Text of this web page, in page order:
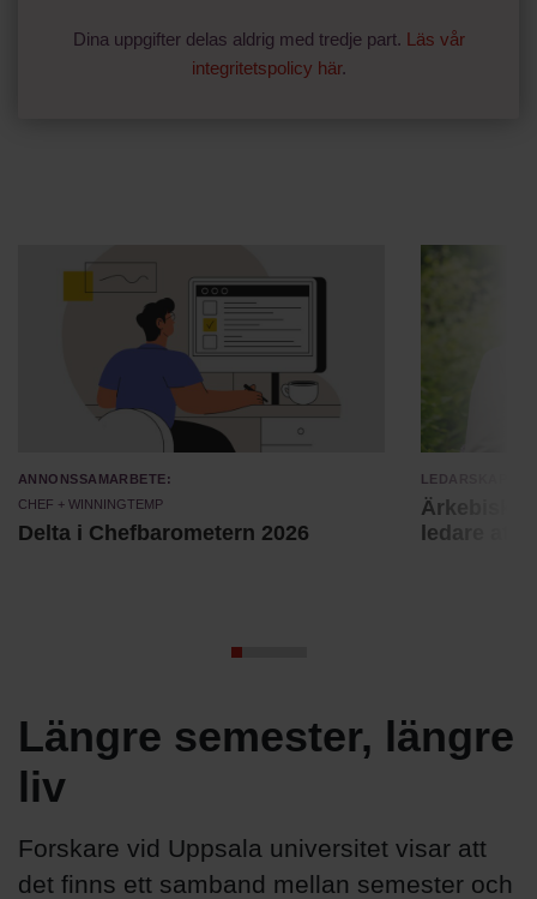
Dina uppgifter delas aldrig med tredje part. Läs vår
integritetspolicy här.
Annonssamarbete:
Chef + Winningtemp
Delta i Chefbarometern 2026
Ledarskap
ledare att
Längre semester, längre
liv
Forskare vid Uppsala universitet visar att
det finns ett samband mellan semester och